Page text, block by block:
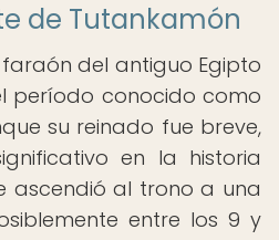
de Tutankamón
del antiguo Egipto
período conocido como
su reinado fue breve,
en la historia
ascendió al trono a una
entre los 9 y